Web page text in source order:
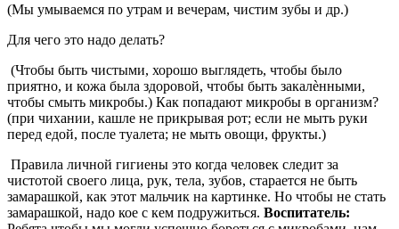
(Мы умываемся по утрам и вечерам, чистим зубы и др.)
Для чего это надо делать?
(Чтобы быть чистыми, хорошо выглядеть, чтобы было
приятно, и кожа была здоровой, чтобы быть закалѐнными,
чтобы смыть микробы.) Как попадают микробы в организм?
(при чихании, кашле не прикрывая рот; если не мыть руки
перед едой, после туалета; не мыть овощи, фрукты.)
Правила личной гигиены это когда человек следит за
чистотой своего лица, рук, тела, зубов, старается не быть
замарашкой, как этот мальчик на картинке. Но чтобы не стать
замарашкой, надо кое с кем подружиться. Воспитатель: